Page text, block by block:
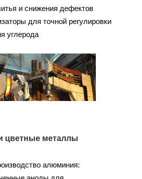
и снижения дефектов
для точной регулировки
углерода
цветные металлы
алюминия: